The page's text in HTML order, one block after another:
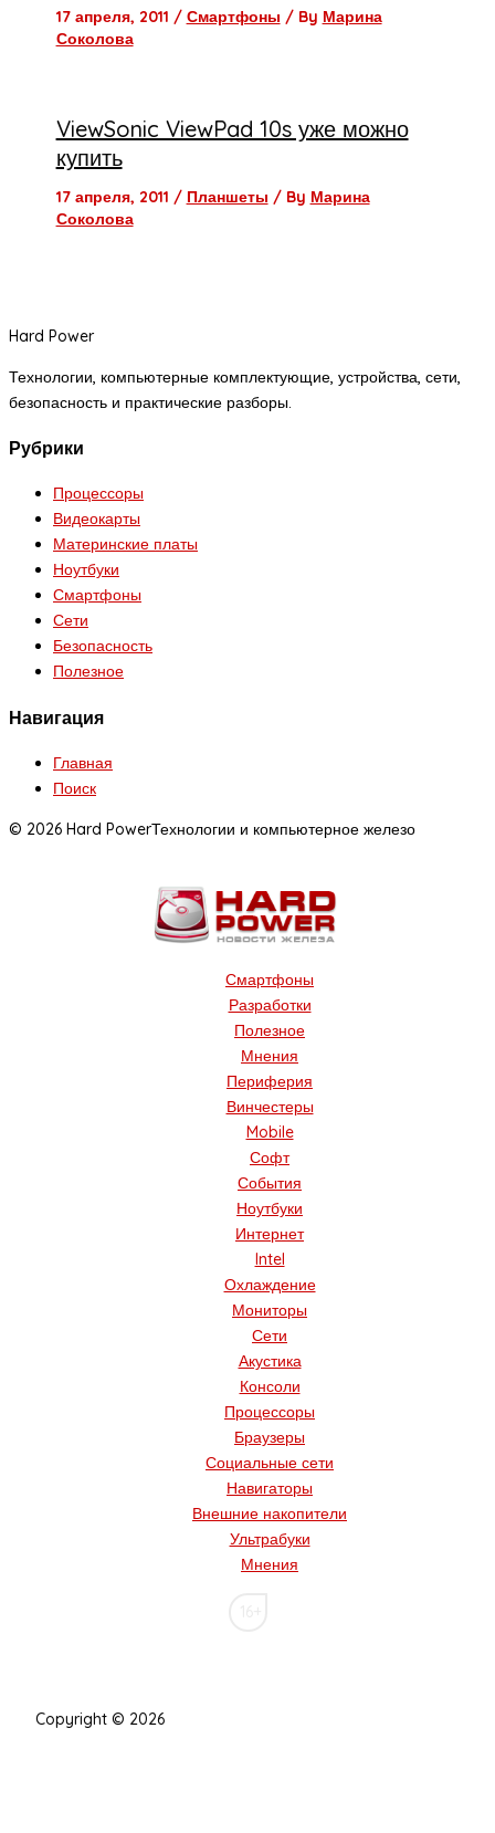
17 апреля, 2011 / Смартфоны / By Марина
Соколова
ViewSonic ViewPad 10s уже можно
купить
17 апреля, 2011 / Планшеты / By Марина
Соколова
Hard Power
Технологии, компьютерные комплектующие, устройства, сети,
безопасность и практические разборы.
Рубрики
Процессоры
Видеокарты
Материнские платы
Ноутбуки
Смартфоны
Сети
Безопасность
Полезное
Навигация
Главная
Поиск
© 2026 Hard PowerТехнологии и компьютерное железо
Смартфоны
Разработки
Полезное
Мнения
Периферия
Винчестеры
Mobile
Софт
События
Ноутбуки
Интернет
Intel
Охлаждение
Мониторы
Сети
Акустика
Консоли
Процессоры
Браузеры
Социальные сети
Навигаторы
Внешние накопители
Ультрабуки
Мнения
Copyright © 2026